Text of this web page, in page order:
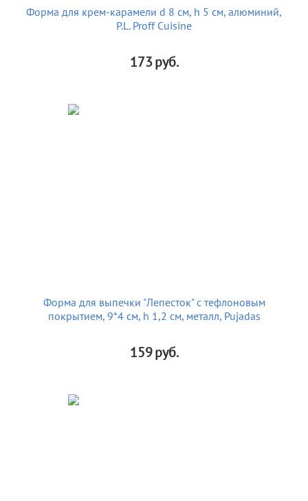
Форма для крем-карамели d 8 см, h 5 см, алюминий,
P.L. Proff Cuisine
173руб.
Форма для выпечки "Лепесток" с тефлоновым
покрытием, 9*4 см, h 1,2 см, металл, Pujadas
159руб.